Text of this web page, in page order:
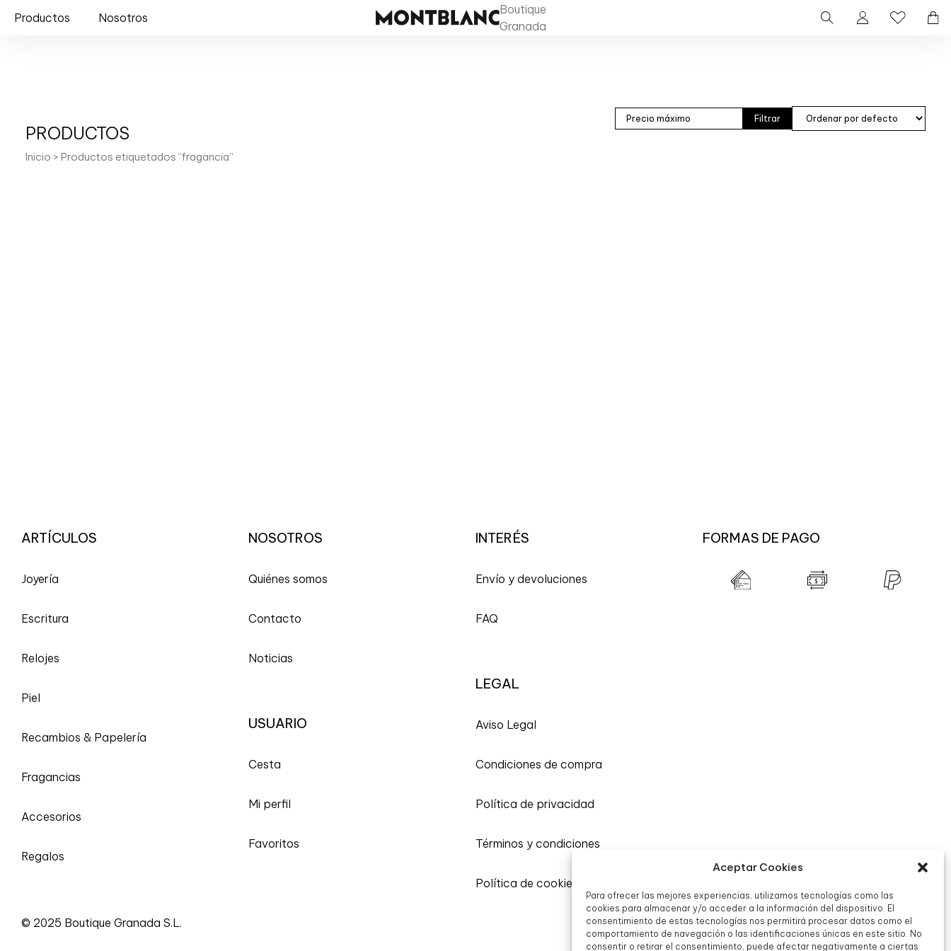
Aceptar Cookies
Para ofrecer las mejores experiencias, utilizamos tecnologías como las
cookies para almacenar y/o acceder a la información del dispositivo. El
consentimiento de estas tecnologías nos permitirá procesar datos como el
comportamiento de navegación o las identificaciones únicas en este sitio. No
consentir o retirar el consentimiento, puede afectar negativamente a ciertas
Productos Nosotros
Boutique
Granada
PRODUCTOS
Inicio > Productos etiquetados “fragancia”
Filtrar
ARTÍCULOS
Joyería
Escritura
Relojes
Piel
Recambios & Papelería
Fragancias
Accesorios
Regalos
NOSOTROS
Quiénes somos
Contacto
Noticias
USUARIO
Cesta
Mi perfil
Favoritos
INTERÉS
Envío y devoluciones
FAQ
LEGAL
Aviso Legal
Condiciones de compra
Política de privacidad
Términos y condiciones
Política de cookies
FORMAS DE PAGO
© 2025 Boutique Granada S.L.